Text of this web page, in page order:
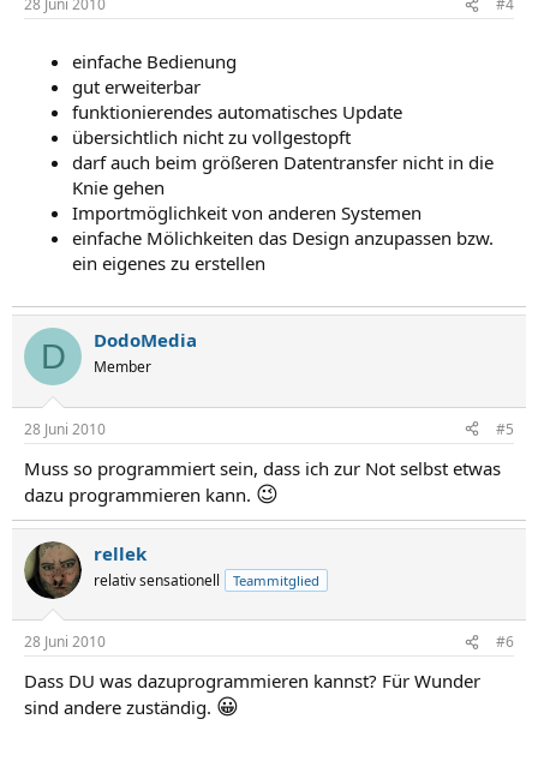
28 Juni 2010 #4
einfache Bedienung
gut erweiterbar
funktionierendes automatisches Update
übersichtlich nicht zu vollgestopft
darf auch beim größeren Datentransfer nicht in die
Knie gehen
Importmöglichkeit von anderen Systemen
einfache Mölichkeiten das Design anzupassen bzw.
ein eigenes zu erstellen
D DodoMedia
Member
28 Juni 2010 #5
Muss so programmiert sein, dass ich zur Not selbst etwas
dazu programmieren kann. 😉
rellek
relativ sensationell Teammitglied
28 Juni 2010 #6
Dass DU was dazuprogrammieren kannst? Für Wunder
sind andere zuständig. 😀